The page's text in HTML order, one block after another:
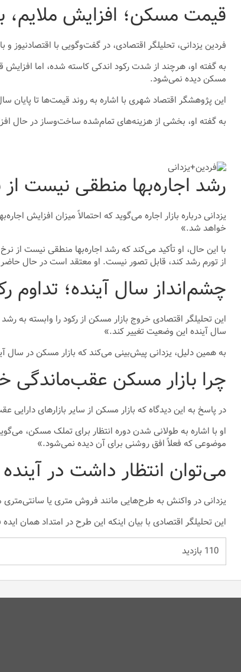
قیمت مسکن؛ افزایش
فردین یزدانی، تحلیلگر اقتصادی، در گفت‌وگویی با اقتصادنیوز
به گفته او، هرچند از شدت رکود اندکی کاسته شده، اما
مسکن دیده نمی‌شود.
این پژوهشگر اقتصاد شهری با اشاره به روند قیمت‌ها تا
به گفته او، بخشی از هزینه‌های تمام‌شده ساخت‌وساز در حال
رشد اجاره‌بها منطقی نیست از
یزدانی درباره بازار اجاره می‌گوید که احتمالاً میزان
خواهد شد.»
با این حال، او تأکید می‌کند که رشد اجاره‌بها منطقی نیست از
از تورم رشد کند، قابل تصور نیست. او معتقد است در حال
چشم‌انداز سال آینده؛ تداوم
این تحلیلگر اقتصادی خروج بازار مسکن از رکود را وابسته به
سال آینده این وضعیت تغییر کند.»
به همین دلیل، یزدانی پیش‌بینی می‌کند که بازار مسکن در سال
چرا بازار مسکن عقب‌ماندگی
در پاسخ به این دیدگاه که بازار مسکن از سایر بازارهای
موضوعی که فعلاً افق روشنی برای آن دیده نمی‌شود.»
می‌توان انتظار داشت در
یزدانی در واکنش به طرح‌هایی مانند فروش متری یا سانتی‌متری
این تحلیلگر اقتصادی با بیان اینکه این طرح در امتداد
110 بازدید